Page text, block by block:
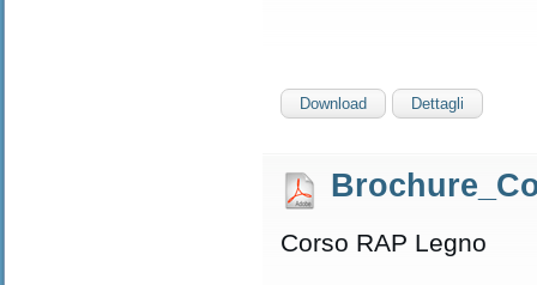
Download Dettagli
Corso RAP Legno